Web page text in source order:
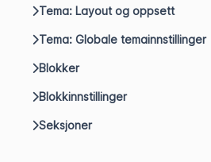
Tema: Layout og oppsett
Tema: Globale temainnstillinger
Blokker
Blokkinnstillinger
Seksjoner